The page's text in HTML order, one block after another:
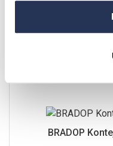
BRADOP